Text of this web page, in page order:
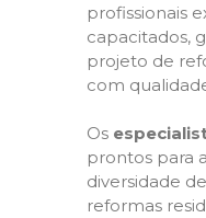
profissionais
capacitados,
projeto de
com
Os
prontos para
diversidade
reformas